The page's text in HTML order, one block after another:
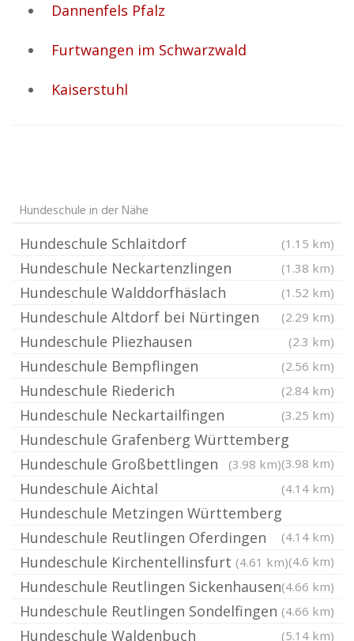
Dannenfels Pfalz
Furtwangen im Schwarzwald
Kaiserstuhl
Hundeschule in der Nähe
Hundeschule Schlaitdorf (1.15 km)
Hundeschule Neckartenzlingen (1.38 km)
Hundeschule Walddorfhäslach (1.52 km)
Hundeschule Altdorf bei Nürtingen (2.29 km)
Hundeschule Pliezhausen (2.3 km)
Hundeschule Bempflingen (2.56 km)
Hundeschule Riederich (2.84 km)
Hundeschule Neckartailfingen (3.25 km)
Hundeschule Grafenberg Württemberg
(3.98 km)
Hundeschule Großbettlingen (3.98 km)
Hundeschule Aichtal (4.14 km)
Hundeschule Metzingen Württemberg
(4.14 km)
Hundeschule Reutlingen Oferdingen
(4.6 km)
Hundeschule Kirchentellinsfurt (4.61 km)
Hundeschule Reutlingen Sickenhausen(4.66 km)
Hundeschule Reutlingen Sondelfingen (4.66 km)
Hundeschule Waldenbuch (5.14 km)